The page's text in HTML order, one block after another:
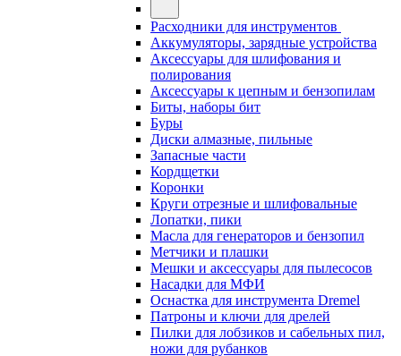
Расходники для инструментов
Аккумуляторы, зарядные устройства
Аксессуары для шлифования и
полирования
Аксессуары к цепным и бензопилам
Биты, наборы бит
Буры
Диски алмазные, пильные
Запасные части
Кордщетки
Коронки
Круги отрезные и шлифовальные
Лопатки, пики
Масла для генераторов и бензопил
Метчики и плашки
Мешки и аксессуары для пылесосов
Насадки для МФИ
Оснастка для инструмента Dremel
Патроны и ключи для дрелей
Пилки для лобзиков и сабельных пил,
ножи для рубанков